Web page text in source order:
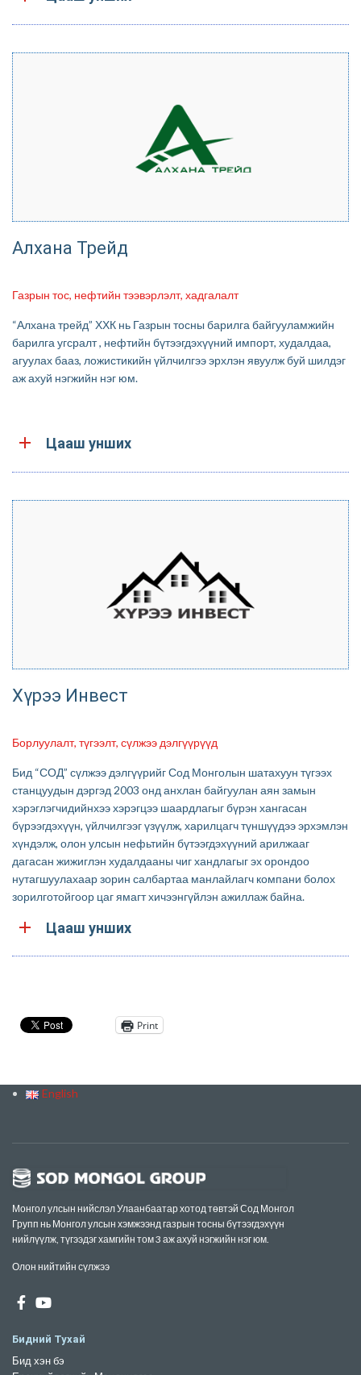
Алхана Трейд
Газрын тос, нефтийн тээвэрлэлт, хадгалалт
“Алхана трейд” ХХК нь Газрын тосны барилга байгууламжийн
барилга угсралт , нефтийн бүтээгдэхүүний импорт, худалдаа,
агуулах бааз, ложистикийн үйлчилгээ эрхлэн явуулж буй шилдэг
аж ахуй нэгжийн нэг юм.
Цааш унших
Хүрээ Инвест
Борлуулалт, түгээлт, сүлжээ дэлгүүрүүд
Бид “СОД” сүлжээ дэлгүүрийг Сод Монголын шатахуун түгээх
станцуудын дэргэд 2003 онд анхлан байгуулан аян замын
хэрэглэгчидийнхээ хэрэгцээ шаардлагыг бүрэн хангасан
бүрээгдэхүүн, үйлчилгээг үзүүлж, харилцагч түншүүдээ эрхэмлэн
хүндэлж, олон улсын нефьтийн бүтээгдэхүүний арилжааг
дагасан жижиглэн худалдааны чиг хандлагыг эх орондоо
нутагшуулахаар зорин салбартаа манлайлагч компани болох
зорилготойгоор цаг ямагт хичээнгүйлэн ажиллаж байна.
Цааш унших
Print
English
Монгол улсын нийслэл Улаанбаатар хотод төвтэй Сод Монгол
Групп нь Монгол улсын хэмжээнд газрын тосны бүтээгдэхүүн
нийлүүлж, түгээдэг хамгийн том 3 аж ахуй нэгжийн нэг юм.
Олон нийтийн сүлжээ
Бидний Тухай
Бид хэн бэ